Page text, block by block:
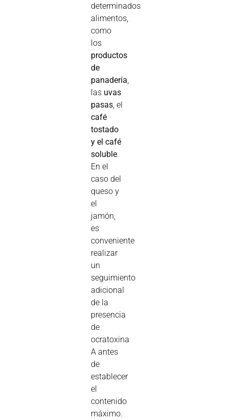
determinados
alimentos,
como
los
productos
de
panadería
las uvas
pasas , el
café
tostado
y el café
soluble.
En el
caso del
queso y
el
jamón,
es
conveniente
realizar
un
seguimiento
adicional
de la
presencia
de
ocratoxina
A antes
de
establecer
el
contenido
máximo.